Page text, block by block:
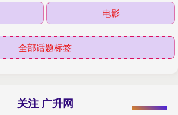
电影
全部话题标签
关注 广升网